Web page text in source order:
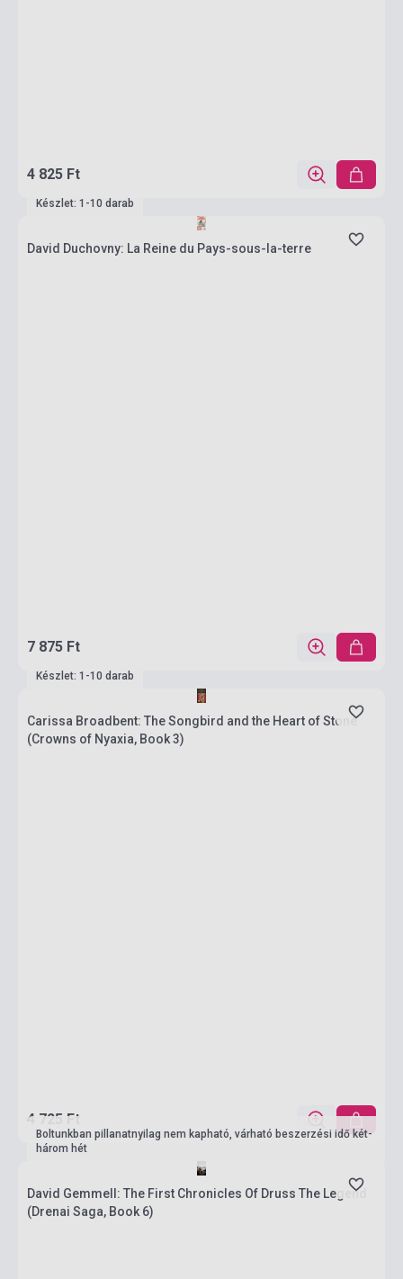
4 825 Ft
Készlet: 1-10 darab
David Duchovny: La Reine du Pays-sous-la-terre
7 875 Ft
Készlet: 1-10 darab
Carissa Broadbent: The Songbird and the Heart of Stone
(Crowns of Nyaxia, Book 3)
4 725 Ft
Boltunkban pillanatnyilag nem kapható, várható beszerzési idő két-
három hét
David Gemmell: The First Chronicles Of Druss The Legend
(Drenai Saga, Book 6)